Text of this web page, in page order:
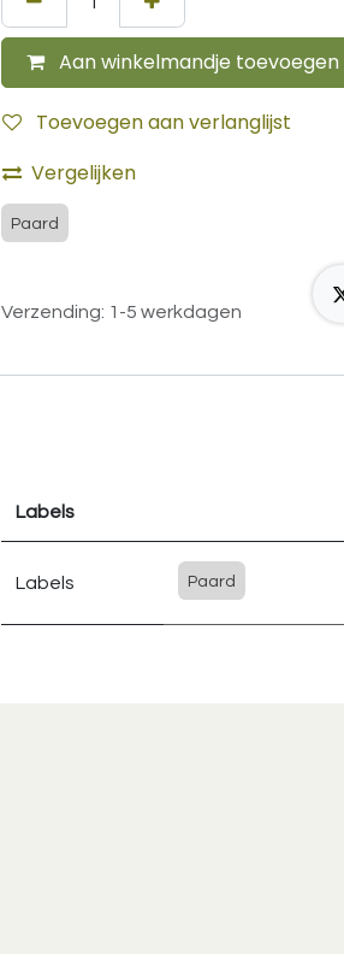
Aan winkelmandje toevoegen
Toevoegen aan verlanglijst
Vergelijken
Paard
Verzending: 1-5 werkdagen
Labels
Labels Paard